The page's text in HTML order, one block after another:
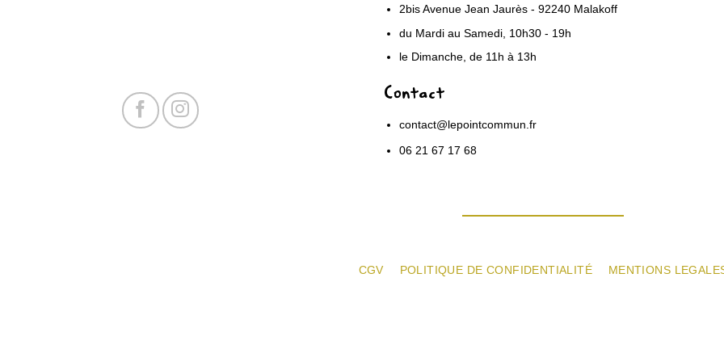
2bis Avenue Jean Jaurès - 92240 Malakoff
du Mardi au Samedi, 10h30 - 19h
le Dimanche, de 11h à 13h
Contact
contact@lepointcommun.fr
06 21 67 17 68
CGV POLITIQUE DE CONFIDENTIALITÉ MENTIONS